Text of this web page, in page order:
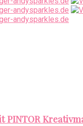
PINTOR